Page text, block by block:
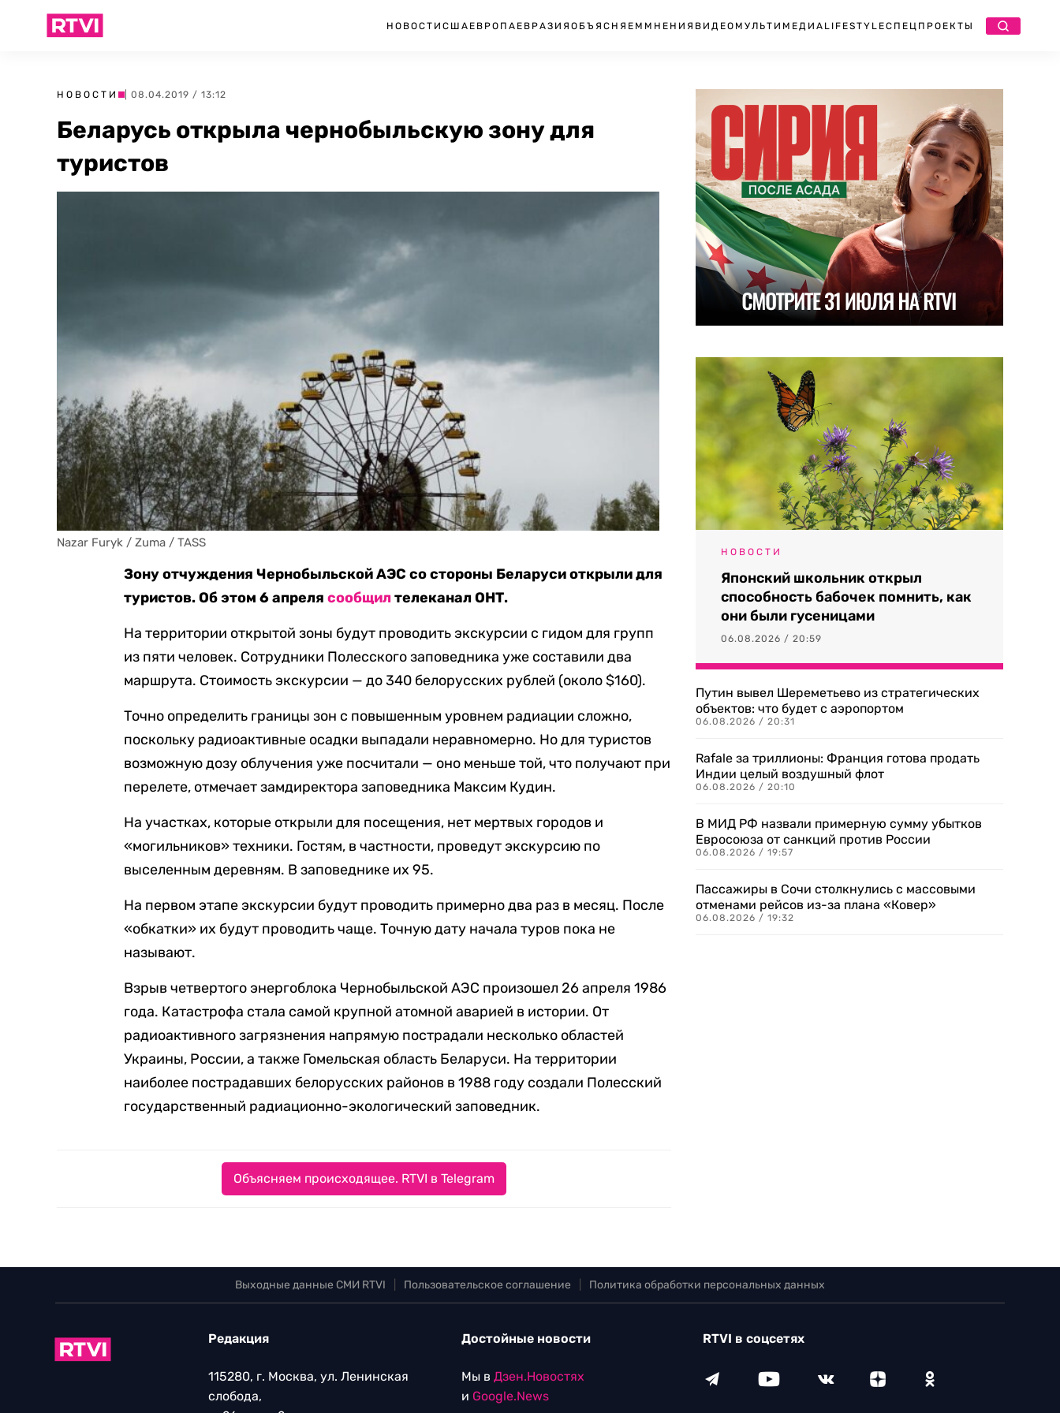
НОВОСТИ США ЕВРОПА ЕВРАЗИЯ ОБЪЯСНЯЕМ МНЕНИЯ ВИДЕО МУЛЬТИМЕДИА LIFESTYLEСПЕЦПРОЕКТЫ
НОВОСТИ | 08.04.2019 / 13:12
Беларусь открыла чернобыльскую зону для
туристов
Nazar Furyk / Zuma / TASS
Зону отчуждения Чернобыльской АЭС со стороны Беларуси открыли для
туристов. Об этом 6 апрелясообщилтелеканал ОНТ.
На территории открытой зоны будут проводить экскурсии с гидом для групп
из пяти человек. Сотрудники Полесского заповедника уже составили два
маршрута. Стоимость экскурсии — до 340 белорусских рублей (около $160).
Точно определить границы зон с повышенным уровнем радиации сложно,
поскольку радиоактивные осадки выпадали неравномерно. Но для туристов
возможную дозу облучения уже посчитали — оно меньше той, что получают при
перелете, отмечает замдиректора заповедника Максим Кудин.
На участках, которые открыли для посещения, нет мертвых городов и
«могильников» техники. Гостям, в частности, проведут экскурсию по
выселенным деревням. В заповеднике их 95.
На первом этапе экскурсии будут проводить примерно два раз в месяц. После
«обкатки» их будут проводить чаще. Точную дату начала туров пока не
называют.
Взрыв четвертого энергоблока Чернобыльской АЭС произошел 26 апреля 1986
года. Катастрофа стала самой крупной атомной аварией в истории. От
радиоактивного загрязнения напрямую пострадали несколько областей
Украины, России, а также Гомельская область Беларуси. На территории
наиболее пострадавших белорусских районов в 1988 году создали Полесский
государственный радиационно-экологический заповедник.
Объясняем происходящее. RTVI в Telegram
НОВОСТИ
Японский школьник открыл
способность бабочек помнить, как
они были гусеницами
06.08.2026 / 20:59
Путин вывел Шереметьево из стратегических
объектов: что будет с аэропортом
06.08.2026 / 20:31
Rafale за триллионы: Франция готова продать
Индии целый воздушный флот
06.08.2026 / 20:10
В МИД РФ назвали примерную сумму убытков
Евросоюза от санкций против России
06.08.2026 / 19:57
Пассажиры в Сочи столкнулись с массовыми
отменами рейсов из-за плана «Ковер»
06.08.2026 / 19:32
Выходные данные СМИ RTVI Пользовательское соглашение Политика обработки персональных данных
Редакция
115280, г. Москва, ул. Ленинская
слобода,
Достойные новости
Мы в Дзен.Новостях
и Google.News
RTVI в соцсетях